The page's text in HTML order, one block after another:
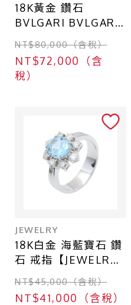
18K黃金 鑽石
BVLGARI BVLGARI
項鍊【BVLGARI 寶
格麗】
NT$80,000（含稅）
NT$72,000（含
稅）
JEWELRY
18K白金 海藍寶石 鑽
石 戒指【JEWELRY
無品牌珠寶】
aquamarine 8.2g
NT$45,000（含稅）
NT$41,000（含稅）